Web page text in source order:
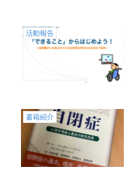
活動報告
書籍紹介